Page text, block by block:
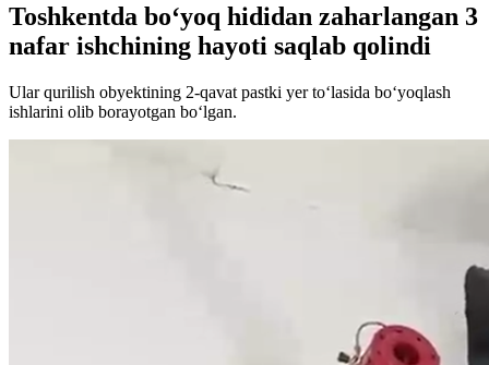
Toshkentda bo‘yoq hididan zaharlangan 3
nafar ishchining hayoti saqlab qolindi
Ular qurilish obyektining 2-qavat pastki yer to‘lasida bo‘yoqlash
ishlarini olib borayotgan bo‘lgan.